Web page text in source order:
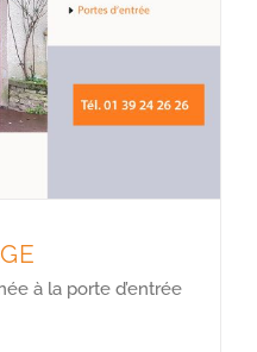
à la porte d’entrée